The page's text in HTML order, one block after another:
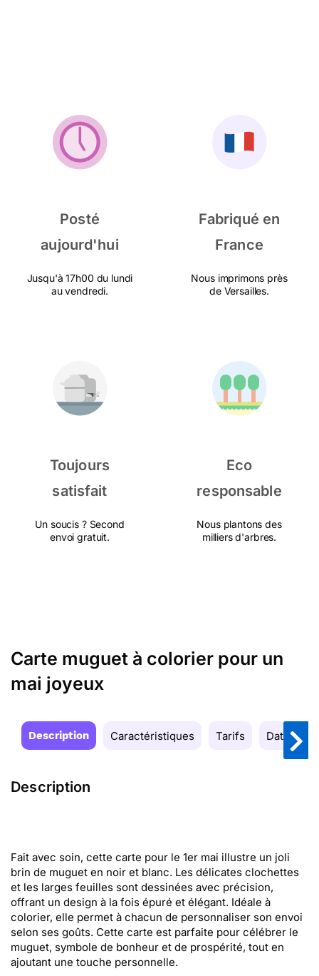
Posté
aujourd'hui
Jusqu'à 17h00 du lundi
au vendredi.
Fabriqué en
France
Nous imprimons près
de Versailles.
Toujours
satisfait
Un soucis ? Second
envoi gratuit.
Eco
responsable
Nous plantons des
milliers d'arbres.
Carte muguet à colorier pour un
mai joyeux
Description Caractéristiques Tarifs Date de
Description
Fait avec soin, cette carte pour le 1er mai illustre un joli
brin de muguet en noir et blanc. Les délicates clochettes
et les larges feuilles sont dessinées avec précision,
offrant un design à la fois épuré et élégant. Idéale à
colorier, elle permet à chacun de personnaliser son envoi
selon ses goûts. Cette carte est parfaite pour célébrer le
muguet, symbole de bonheur et de prospérité, tout en
ajoutant une touche personnelle.